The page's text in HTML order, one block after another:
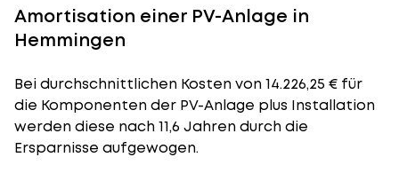
Amortisation einer PV-Anlage in
Hemmingen
Bei durchschnittlichen Kostenvon 14.226,25 € für
die Komponenten der PV-Anlage plus Installation
werden diese nach 11,6 Jahren durch die
Ersparnisse aufgewogen.